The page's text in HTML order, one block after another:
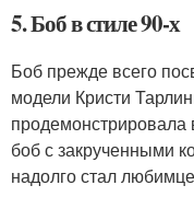
5. Боб в стиле 90-х
Боб прежде всего
модели Кристи
боб с закрученными
надолго стал